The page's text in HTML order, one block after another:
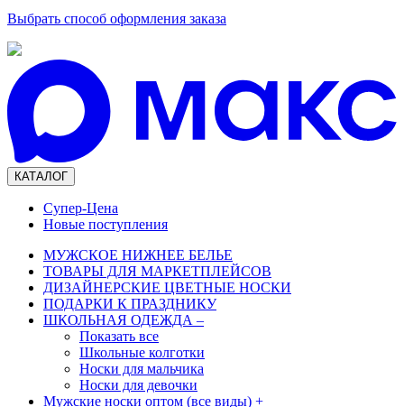
Выбрать способ оформления заказа
КАТАЛОГ
Супер-Цена
Новые поступления
МУЖСКОЕ НИЖНЕЕ БЕЛЬЕ
ТОВАРЫ ДЛЯ МАРКЕТПЛЕЙСОВ
ДИЗАЙНЕРСКИЕ ЦВЕТНЫЕ НОСКИ
ПОДАРКИ К ПРАЗДНИКУ
ШКОЛЬНАЯ ОДЕЖДА –
Показать все
Школьные колготки
Носки для мальчика
Носки для девочки
Мужские носки оптом (все виды) +